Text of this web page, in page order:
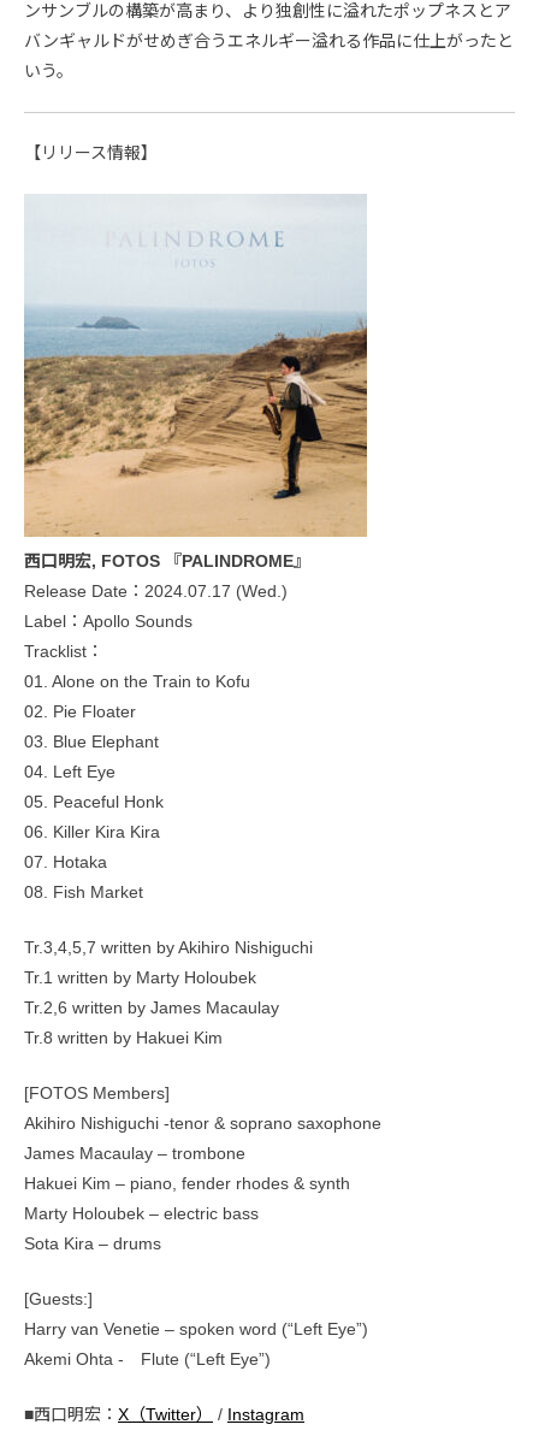
ンサンブルの構築が高まり、より独創性に溢れたポップネスとア
バンギャルドがせめぎ合うエネルギー溢れる作品に仕上がったと
いう。
【リリース情報】
西口明宏, FOTOS 『PALINDROME』
Release Date：2024.07.17 (Wed.)
Label：Apollo Sounds
Tracklist：
01. Alone on the Train to Kofu
02. Pie Floater
03. Blue Elephant
04. Left Eye
05. Peaceful Honk
06. Killer Kira Kira
07. Hotaka
08. Fish Market
Tr.3,4,5,7 written by Akihiro Nishiguchi
Tr.1 written by Marty Holoubek
Tr.2,6 written by James Macaulay
Tr.8 written by Hakuei Kim
[FOTOS Members]
Akihiro Nishiguchi -tenor & soprano saxophone
James Macaulay – trombone
Hakuei Kim – piano, fender rhodes & synth
Marty Holoubek – electric bass
Sota Kira – drums
[Guests:]
Harry van Venetie – spoken word (“Left Eye”)
Akemi Ohta - Flute (“Left Eye”)
■西口明宏： X（Twitter） / Instagram